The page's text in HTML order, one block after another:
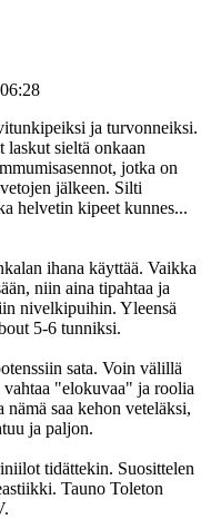
ja turvonneiksi.
sieltä onkaan
jotka on
jälkeen. Silti
helvetin kipeet kunnes...
ihana käyttää. Vaikka
niin aina tipahtaa ja
nivelkipuihin. Yleensä
5-6 tunniksi.
sata. Voin välillä
"elokuvaa" ja roolia
saa kehon veteläksi,
ja paljon.
tidättekin. Suosittelen
Tauno Toleton